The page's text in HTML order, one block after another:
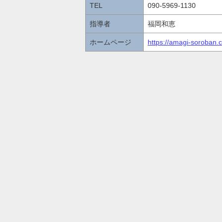
TEL 090-5969-1130
指導者 福岡和恵
ホームページ https://amagi-